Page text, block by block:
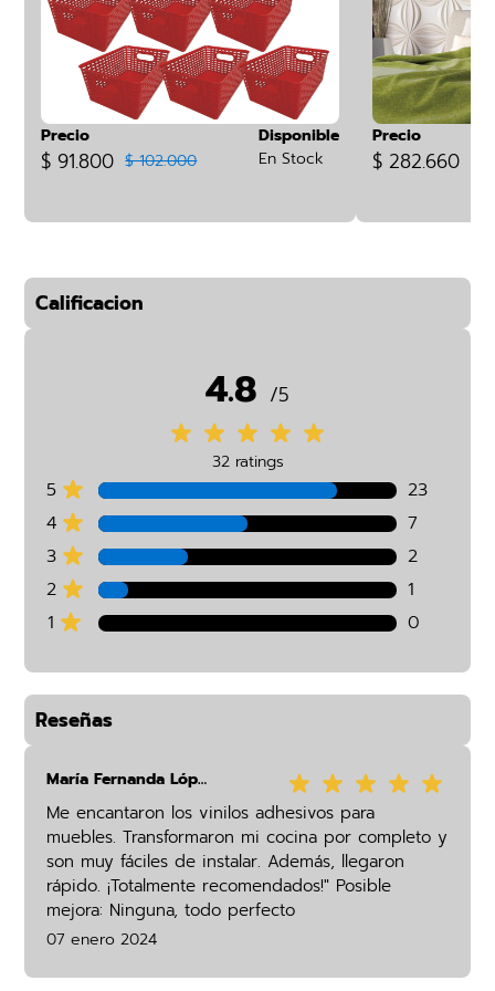
Precio
$ 91.800 $ 102.000
Disponible
En Stock
Precio
$ 282.660
Calificacion
4.8 /5
32 ratings
5
23
4
7
3
2
2
1
1
0
Reseñas
María Fernanda López
Me encantaron los vinilos adhesivos para
muebles. Transformaron mi cocina por completo y
son muy fáciles de instalar. Además, llegaron
rápido. ¡Totalmente recomendados!" Posible
mejora: Ninguna, todo perfecto
07 enero 2024